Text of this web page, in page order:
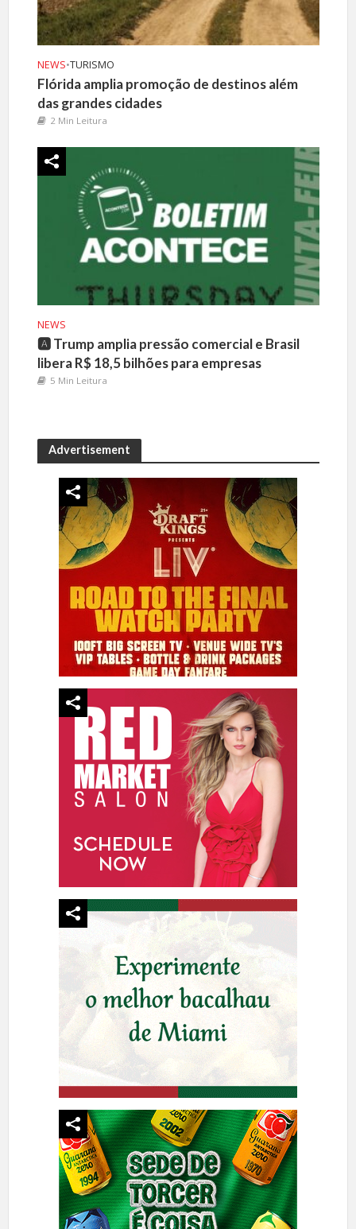
NEWS•TURISMO
Flórida amplia promoção de destinos além
das grandes cidades
2 Min Leitura
NEWS
🅰️ Trump amplia pressão comercial e Brasil
libera R$ 18,5 bilhões para empresas
5 Min Leitura
Advertisement